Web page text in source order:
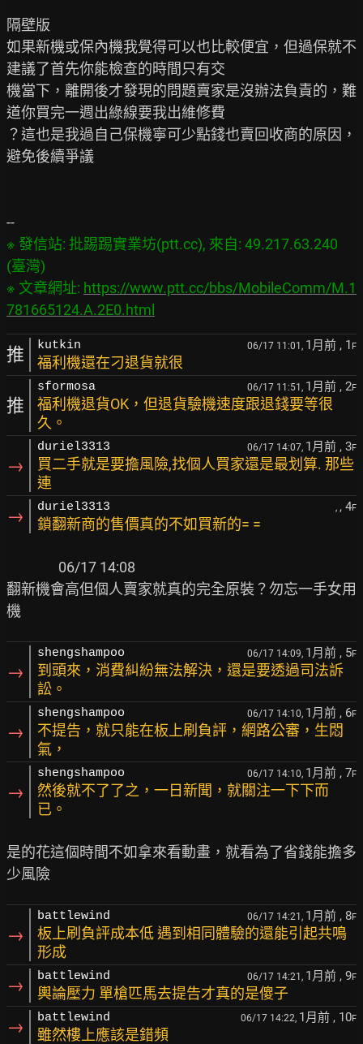
隔壁版
如果新機或保內機我覺得可以也比較便宜，但過保就不
建議了首先你能檢查的時間只有交
機當下，離開後才發現的問題賣家是沒辦法負責的，難
道你買完一週出綠線要我出維修費
？這也是我過自己保機寧可少點錢也賣回收商的原因，
避免後續爭議
※ 發信站: 批踢踢實業坊(ptt.cc), 來自: 49.217.63.240
(臺灣)
※ 文章網址: https://www.ptt.cc/bbs/MobileComm/M.1
781665124.A.2E0.html
推 kutkin 06/17 11:01, 1月前 , 1 F
福利機還在刁退貨就很
推
sformosa 06/17 11:51, 1月前 , 2F
福利機退貨OK，但退貨驗機速度跟退錢要等很
久。
→
duriel3313 06/17 14:07, 1月前 , 3F
買二手就是要擔風險,找個人買家還是最划算. 那些
連
→ duriel3313 , , 4F
鎖翻新商的售價真的不如買新的= =
06/17 14:08
翻新機會高但個人賣家就真的完全原裝？勿忘一手女用
→
shengshampoo 06/17 14:09, 1月前 , 5F
到頭來，消費糾紛無法解決，還是要透過司法訴
訟。
→
shengshampoo 06/17 14:10, 1月前 , 6F
不提告，就只能在板上刷負評，網路公審，生悶
氣，
→
shengshampoo 06/17 14:10, 1月前 , 7F
然後就不了了之，一日新聞，就關注一下下而
已。
是的花這個時間不如拿來看動畫，就看為了省錢能擔多
→
battlewind 06/17 14:21, 1月前 , 8F
板上刷負評成本低 遇到相同體驗的還能引起共鳴
形成
→ battlewind 06/17 14:21, 1月前 , 9F
輿論壓力 單槍匹馬去提告才真的是傻子
→ battlewind 06/17 14:22, 1月前 , 10F
雖然樓上應該是錯頻